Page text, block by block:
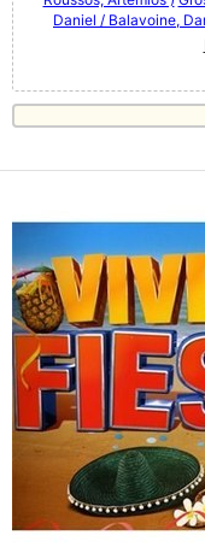
Daniel / Balavoine,